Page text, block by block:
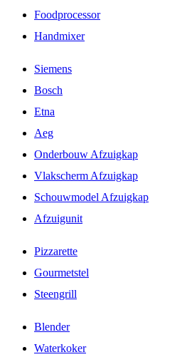
Foodprocessor
Handmixer
Siemens
Bosch
Etna
Aeg
Onderbouw Afzuigkap
Vlakscherm Afzuigkap
Schouwmodel Afzuigkap
Afzuigunit
Pizzarette
Gourmetstel
Steengrill
Blender
Waterkoker